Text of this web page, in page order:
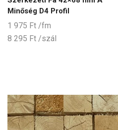
Minőség D4 Profil
1 975 Ft /fm
8 295 Ft /szál